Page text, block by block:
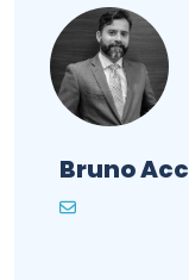
Bruno